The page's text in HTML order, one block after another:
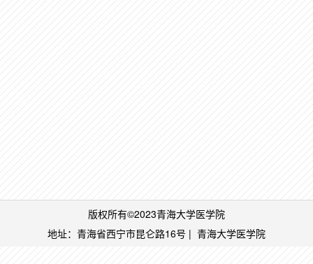
版权所有©2023青海大学医学院
地址：青海省西宁市昆仑路16号 | 青海大学医学院